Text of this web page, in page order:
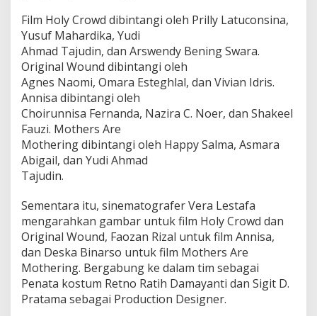
e
i
2
0
2
6
d
L
a
S
e
n
e
d
e
l
a
C
r
Film Holy Crowd dibintangi oleh Prilly Latuconsina,
Yusuf Mahardika, Yudi
Ahmad Tajudin, dan Arswendy Bening Swara.
Original Wound dibintangi oleh
Agnes Naomi, Omara Esteghlal, dan Vivian Idris.
Annisa dibintangi oleh
Choirunnisa Fernanda, Nazira C. Noer, dan Shakeel
Fauzi. Mothers Are
Mothering dibintangi oleh Happy Salma, Asmara
Abigail, dan Yudi Ahmad
Tajudin.
Sementara itu, sinematografer Vera Lestafa
mengarahkan gambar untuk film Holy Crowd dan
Original Wound, Faozan Rizal untuk film Annisa,
dan Deska Binarso untuk film Mothers Are
Mothering. Bergabung ke dalam tim sebagai
Penata kostum Retno Ratih Damayanti dan Sigit D.
Pratama sebagai Production Designer.